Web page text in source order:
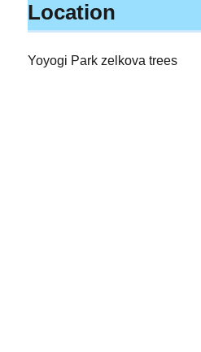
Location
Yoyogi Park zelkova trees